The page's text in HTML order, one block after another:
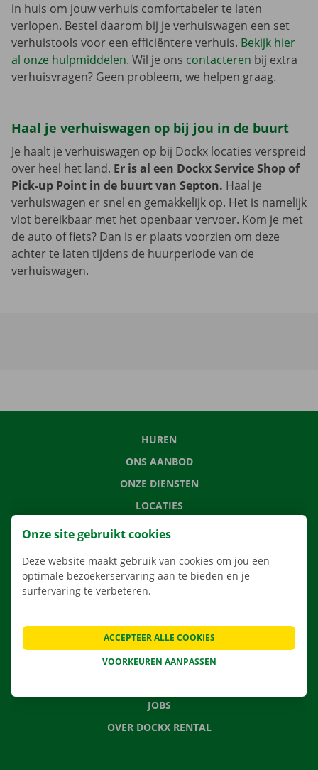
in huis om jouw verhuis comfortabeler te laten
verlopen. Bestel daarom bij je verhuiswagen een set
verhuistools voor een efficiëntere verhuis. Bekijk hier
al onze hulpmiddelen. Wil je ons contacteren bij extra
verhuisvragen? Geen probleem, we helpen graag.
Haal je verhuiswagen op bij jou in de buurt
Je haalt je verhuiswagen op bij Dockx locaties verspreid
over heel het land. Er is al een Dockx Service Shop of
Pick-up Point in de buurt van Septon. Haal je
verhuiswagen er snel en gemakkelijk op. Het is namelijk
vlot bereikbaar met het openbaar vervoer. Kom je met
de auto of fiets? Dan is er plaats voorzien om deze
achter te laten tijdens de huurperiode van de
verhuiswagen.
HUREN
ONS AANBOD
ONZE DIENSTEN
LOCATIES
APP
VEELGESTELDE VRAGEN
NIEUWS
JOBS
OVER DOCKX RENTAL
Onze site gebruikt cookies
Deze website maakt gebruik van cookies om jou een
optimale bezoekerservaring aan te bieden en je
surfervaring te verbeteren.
VOORKEUREN AANPASSEN
ACCEPTEER ALLE COOKIES